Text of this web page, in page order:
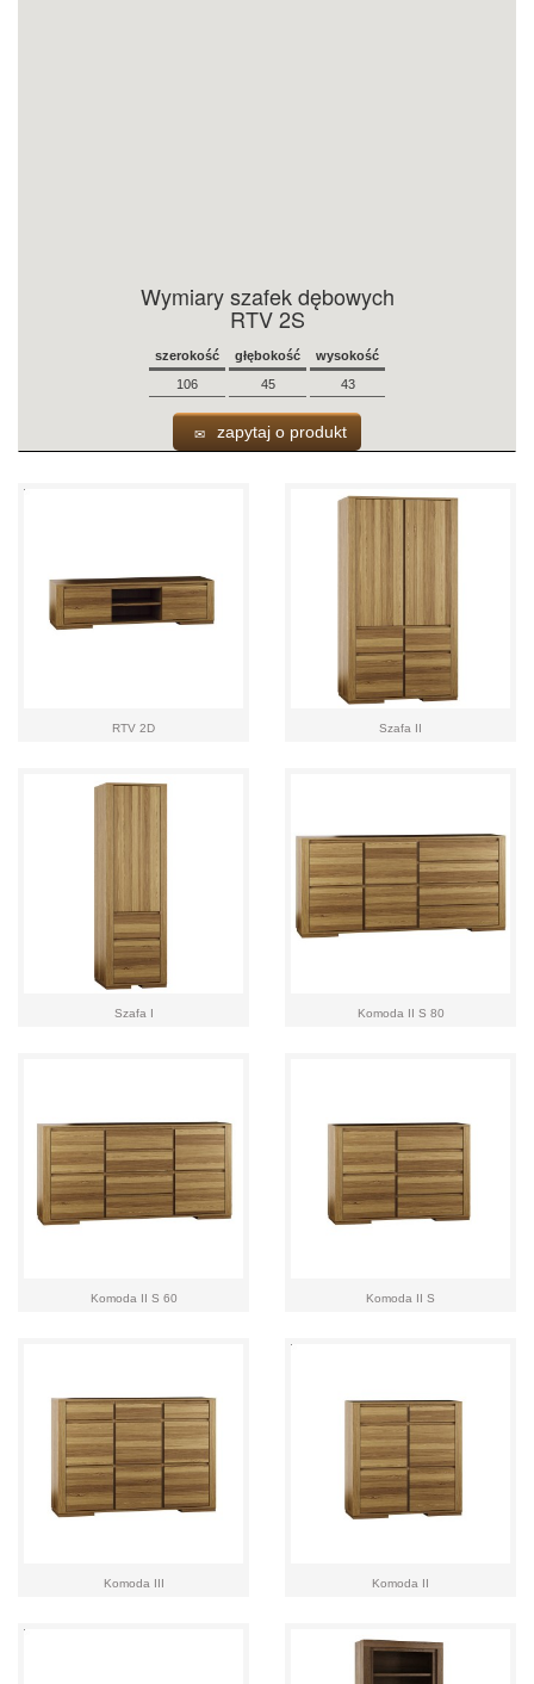
Wymiary szafek dębowych
RTV 2S
szerokość głębokość
wysokość
106
45 43
zapytaj o produkt
RTV 2D Szafa II
Szafa I Komoda II S 80
Komoda II S 60 Komoda II S
Komoda III Komoda II